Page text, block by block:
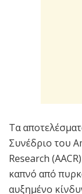
Τα
Συνέδριο του
Research
καπνό από
αυξημένο